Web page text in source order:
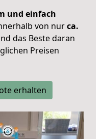
und einfach
von nurca.
das Beste daran
Preisen
erhalten